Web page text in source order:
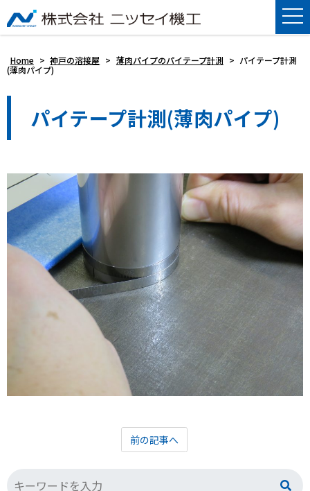
Home > 神戸の溶接屋 > 薄肉パイプのパイテープ計測 > パイテープ計測
(薄肉パイプ)
パイテープ計測(薄肉パイプ)
前の記事へ